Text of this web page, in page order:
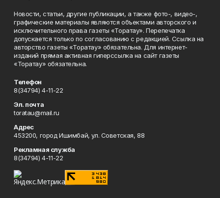
Новости, статьи, другие публикации, а также фото-, видео-,
графические материалы являются объектами авторского и
исключительного права газеты «Торатау». Перепечатка
допускается только по согласованию с редакцией. Ссылка на
авторство газеты «Торатау» обязательна. Для интернет-
изданий прямая активная гиперссылка на сайт газеты
«Торатау» обязательна.
Телефон
8(34794) 4-11-22
Эл. почта
toratau@mail.ru
Адрес
453200, город Ишимбай, ул. Советская, 88
Рекламная служба
8(34794) 4-11-22